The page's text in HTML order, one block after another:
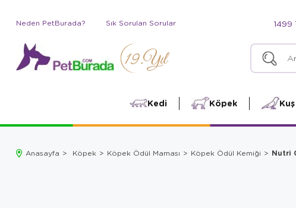
Neden PetBurada? Sık Sorulan Sorular 1499
Kedi Köpek Kuş
Anasayfa Köpek Köpek Ödül Maması Köpek Ödül Kemiği Nutri